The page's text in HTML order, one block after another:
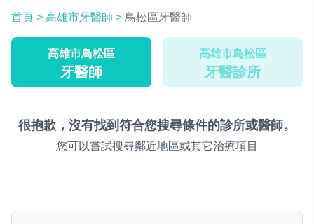
首頁 > 高雄市牙醫師 > 鳥松區牙醫師
高雄市鳥松區
牙醫師
高雄市鳥松區
牙醫診所
很抱歉，沒有找到符合您搜尋條件的診所或醫師。
您可以嘗試搜尋鄰近地區或其它治療項目